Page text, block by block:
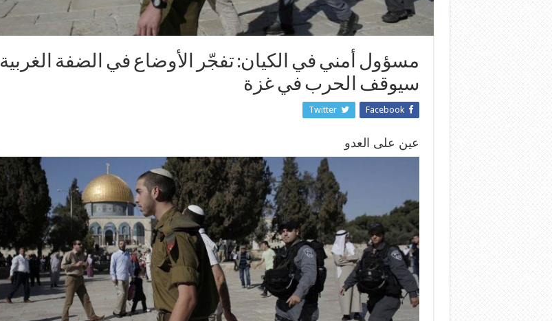
مسؤول أمني في الكيان: تفجّر الأوضاع في الضفة الغربية
سيوقف الحرب في غزة‎
Facebook
Twitter
عين على العدو